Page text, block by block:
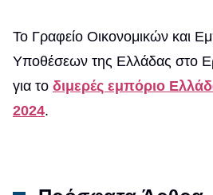
Το Γραφείο Οικονομικών και
Υποθέσεων της Ελλάδας στο
για το διμερές εμπόριο
2024.